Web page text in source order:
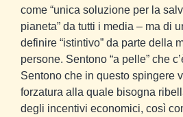
come “unica soluzione per la
pianeta” da tutti i media – ma di
definire “istintivo” da parte della
persone. Sentono “a pelle” che
Sentono che in questo spingere
forzatura alla quale bisogna
degli incentivi economici, così